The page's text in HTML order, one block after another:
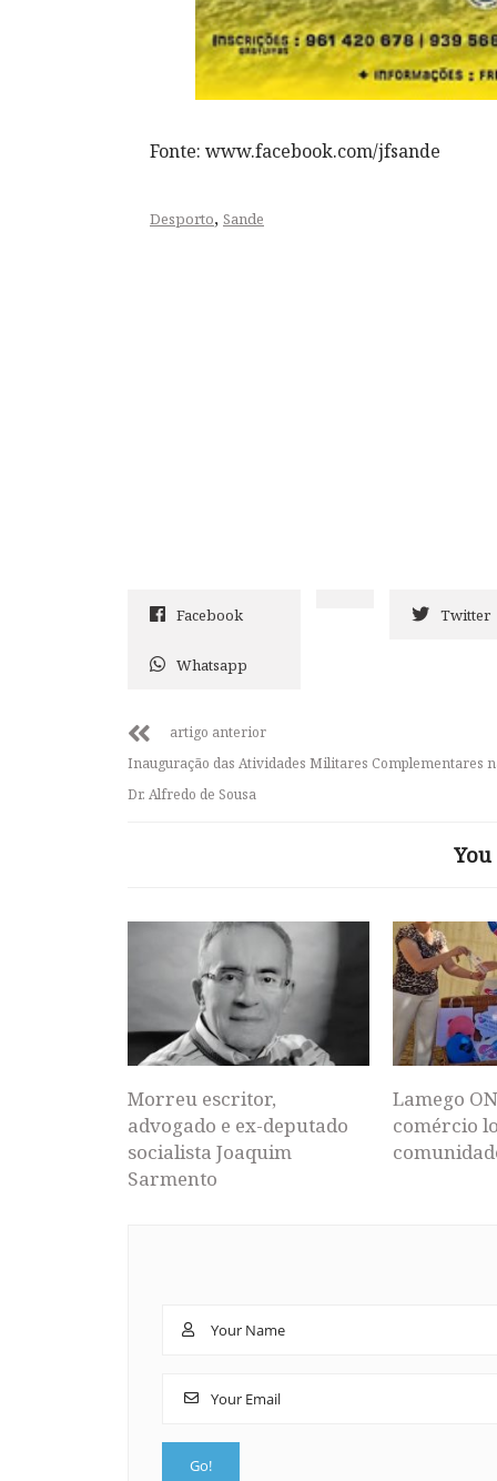
Fonte: www.facebook.com/jfsande
Desporto, Sande
Facebook Twitter
Whatsapp
artigo anterior
Inauguração das Atividades Militares Complementares
Dr. Alfredo de Sousa
Morreu escritor,
advogado e ex-deputado
socialista Joaquim
Sarmento
Lamego
comércio